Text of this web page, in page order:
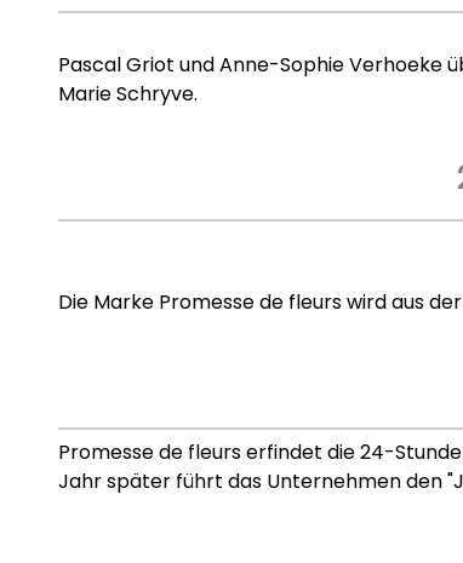
Pascal Griot und Anne-Sophie Verhoeke
Marie Schryve.
Die Marke Promesse de fleurs wird aus
Promesse de fleurs erfindet die 24-
Jahr später führt das Unternehmen den